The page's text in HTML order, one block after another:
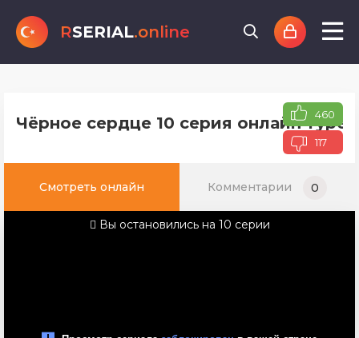
RSERIAL.online
Чёрное сердце 10 серия онлайн 460
117
Смотреть онлайн Комментарии 0
Вы остановились на 10 серии